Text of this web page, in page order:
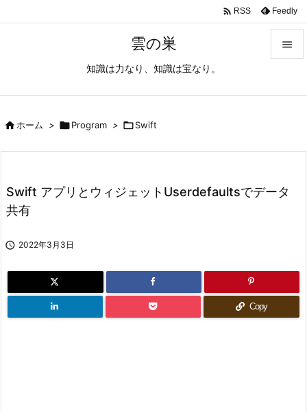
雲の巣
知識は力なり、知識は宝なり。

次へ
 RSS Feedly
ホーム > Program > Swift
Swift アプリとウィジェットUserdefaultsでデータ
共有
 2022年3月3日
Copy